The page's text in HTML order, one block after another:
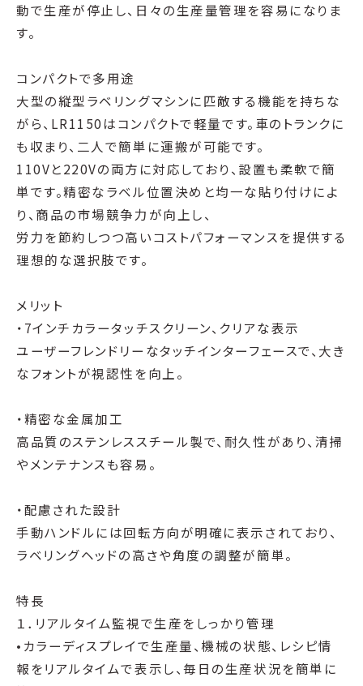
動で生産が停止し、日々の生産量管理を容易になりま
す。
コンパクトで多用途
大型の縦型ラベリングマシンに匹敵する機能を持ちな
がら、LR1150はコンパクトで軽量です。車のトランクに
も収まり、二人で簡単に運搬が可能です。
110Vと220Vの両方に対応しており、設置も柔軟で簡
単です。精密なラベル位置決めと均一な貼り付けによ
り、商品の市場競争力が向上し、
労力を節約しつつ高いコストパフォーマンスを提供する
理想的な選択肢です。
メリット
・7インチカラータッチスクリーン、クリアな表示
ユーザーフレンドリーなタッチインターフェースで、大き
なフォントが視認性を向上。
・精密な金属加工
高品質のステンレススチール製で、耐久性があり、清掃
やメンテナンスも容易。
・配慮された設計
手動ハンドルには回転方向が明確に表示されており、
ラベリングヘッドの高さや角度の調整が簡単。
特長
１．リアルタイム監視で生産をしっかり管理
•カラーディスプレイで生産量、機械の状態、レシピ情
報をリアルタイムで表示し、毎日の生産状況を簡単に